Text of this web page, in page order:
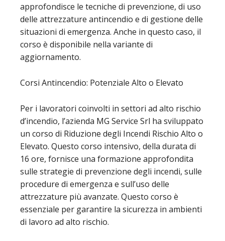
approfondisce le tecniche di prevenzione, di uso
delle attrezzature antincendio e di gestione delle
situazioni di emergenza. Anche in questo caso, il
corso è disponibile nella variante di
aggiornamento.
Corsi Antincendio: Potenziale Alto o Elevato
Per i lavoratori coinvolti in settori ad alto rischio
d’incendio, l’azienda MG Service Srl ha sviluppato
un corso di Riduzione degli Incendi Rischio Alto o
Elevato. Questo corso intensivo, della durata di
16 ore, fornisce una formazione approfondita
sulle strategie di prevenzione degli incendi, sulle
procedure di emergenza e sull’uso delle
attrezzature più avanzate. Questo corso è
essenziale per garantire la sicurezza in ambienti
di lavoro ad alto rischio.